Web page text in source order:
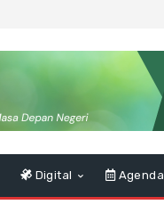
Digital Agenda